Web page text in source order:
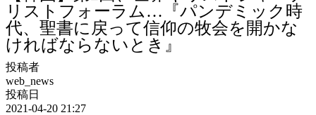
リストフォーラム…『パンデミック時
代、聖書に戻って信仰の牧会を開かな
ければならないとき』
投稿者
web_news
投稿日
2021-04-20 21:27